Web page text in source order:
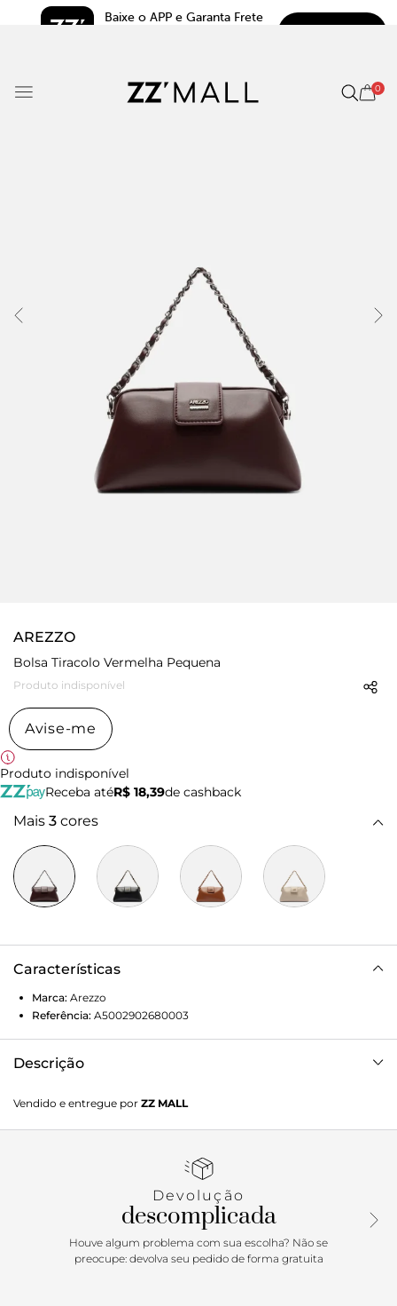
Baixe o APP e Garanta Frete
0
AREZZO
Bolsa Tiracolo Vermelha Pequena
Produto indisponível
Avise-me
Produto indisponível
Receba atéR$ 18,39de cashback
Mais 3 cores
Características
Marca: Arezzo
Referência: A5002902680003
Descrição
estruturado e alongado, laterais arredondadas e
acabamento liso. Traz alça de mão em tira média, e alça
frontal, com assinatura discreta do nome da marca.
Vendido e entregue por ZZ MALL
Devolução
descomplicada
Houve algum problema com sua escolha? Não se
preocupe: devolva seu pedido de forma gratuita